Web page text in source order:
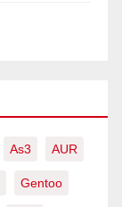
As3 AUR
Gentoo